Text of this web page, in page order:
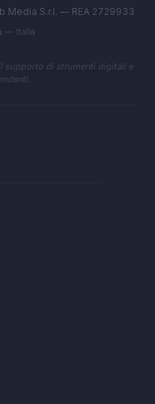
Media S.r.l. — REA 2729933
— Italia
supporto di strumenti digitali e